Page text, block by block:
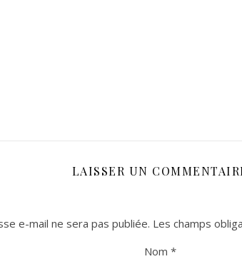
LAISSER UN
e-mail ne sera pas publiée. Les champs
Nom *